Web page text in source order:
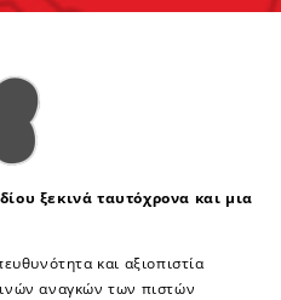
ξεκινά ταυτόχρονα και μια
και αξιοπιστία
αναγκών των πιστών